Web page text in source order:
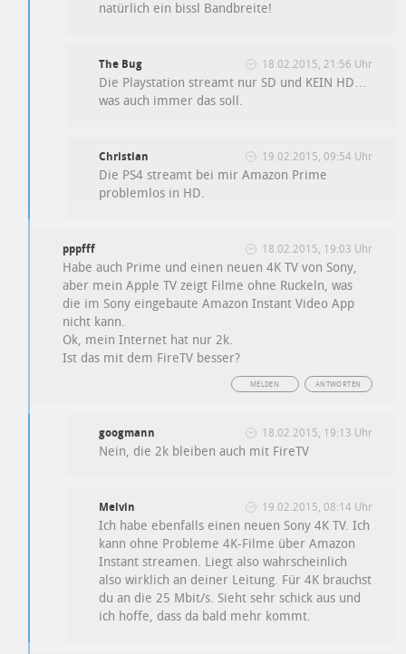
natürlich ein bissl Bandbreite!
The Bug 18.02.2015, 21:56 Uhr
Die Playstation streamt nur SD und KEIN HD…
was auch immer das soll.
Christian 19.02.2015, 09:54 Uhr
Die PS4 streamt bei mir Amazon Prime
problemlos in HD.
pppfff 18.02.2015, 19:03 Uhr
Habe auch Prime und einen neuen 4K TV von Sony,
aber mein Apple TV zeigt Filme ohne Ruckeln, was
die im Sony eingebaute Amazon Instant Video App
nicht kann.
Ok, mein Internet hat nur 2k.
Ist das mit dem FireTV besser?
ANTWORTEN
MELDEN
googmann 18.02.2015, 19:13 Uhr
Nein, die 2k bleiben auch mit FireTV
Melvin 19.02.2015, 08:14 Uhr
Ich habe ebenfalls einen neuen Sony 4K TV. Ich
kann ohne Probleme 4K-Filme über Amazon
Instant streamen. Liegt also wahrscheinlich
also wirklich an deiner Leitung. Für 4K brauchst
du an die 25 Mbit/s. Sieht sehr schick aus und
ich hoffe, dass da bald mehr kommt.